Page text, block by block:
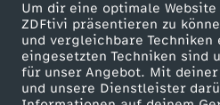
Um dir eine optimale Website
ZDFtivi präsentieren zu
und vergleichbare Techniken
eingesetzten Techniken sind
für unser Angebot. Mit
und unsere Dienstleister
t
o
Mehr ZDF